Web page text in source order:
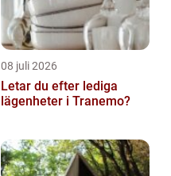
08 juli 2026
Letar du efter lediga
lägenheter i Tranemo?